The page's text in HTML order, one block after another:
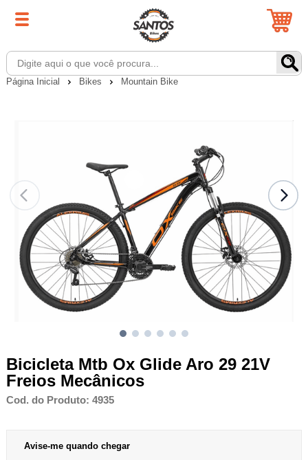
Página Inicial Bikes Mountain Bike
Bicicleta Mtb Ox Glide Aro 29 21V
Freios Mecânicos
Cod. do Produto: 4935
Avise-me quando chegar